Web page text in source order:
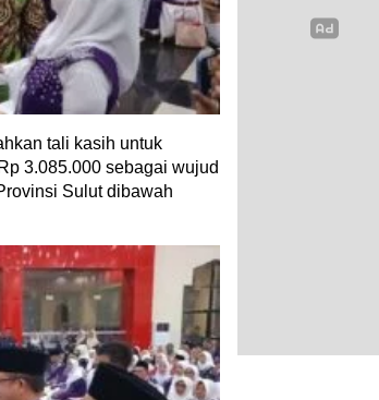
tali kasih untuk
3.085.000 sebagai wujud
Sulut dibawah